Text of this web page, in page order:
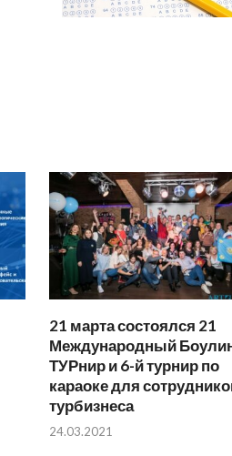
21 марта состоялся 21
Международный
ТУРнир и 6-й турнир по
караоке для
турбизнеса
24.03.2021